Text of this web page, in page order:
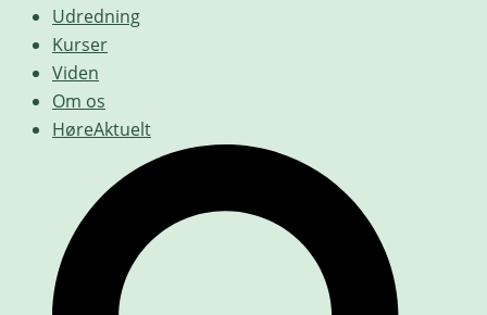
Udredning
Kurser
Viden
Om os
HøreAktuelt